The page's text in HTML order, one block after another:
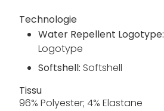
Technologie
Water Repellent Logotype:
Logotype
Softshell: Softshell
Tissu
96% Polyester; 4% Elastane